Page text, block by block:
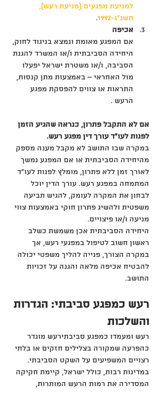
למניעת מפגעים (מניעת רעש),
תשנ"ג-1992
.
אכיפה
אם המפגע מאומת ונמצא בניגוד לחוק,
היחידה הסביבתית ו/או המשרד להגנת
הסביבה, ו/או משטרת ישראל יפעלו
מול האחראי – באמצעות מתן קנסות,
התראות או צווים להפסקת מפגע
הרעש .
אם לא התקבל פתרון, כנראה שהגיע הזמן
לפנות לעו"ד עורך דין מפגע רעש.
במקרה שבו התושב לא מקבל מענה מספק
מהיחידה הסביבתית או אם המפגע נמשך
לאורך זמן ללא פתרון, מומלץ לפנות לעו"ד
המתמחה במפגע רעש. עורך הדין יוכל
לבחון את המקרה לעומק, להגיש תביעה
משפטית ולהשיג פתרון חוקי באמצעות צווי
מניעה ו/או פיצויים.
היחידה הסביבתית אכן משמשת כשלב
ראשון חשוב לטיפול במפגעי רעש, אך
במקרה הצורך, פנייה להליך משפטי יכולה
להבטיח אכיפה מלאה והגנה על זכויות
התושב.
רעש כמפגע סביבתי: הגדרות
והשלכות
רעש ומעמדו כמפגע סביבתירעש מוגדר
כהפרעה שמקורה בצלילים חזקים או בלתי
רצויים המשפיעים על השקט הסביבתי.
במדינות רבות, כולל ישראל, קיימת חקיקה
המסדירה את רמות הרעש המותרות,